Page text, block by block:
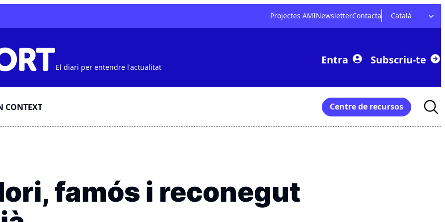
Projectes AMINewsletterContacta Català
El diari per entendre l'actualitat
Entra Subscriu-te
CONTEXT Centre de recursos
for:
famós i reconegut